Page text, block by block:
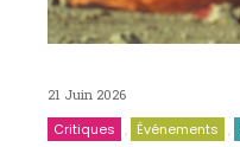
21 Juin 2026
Critiques Événements